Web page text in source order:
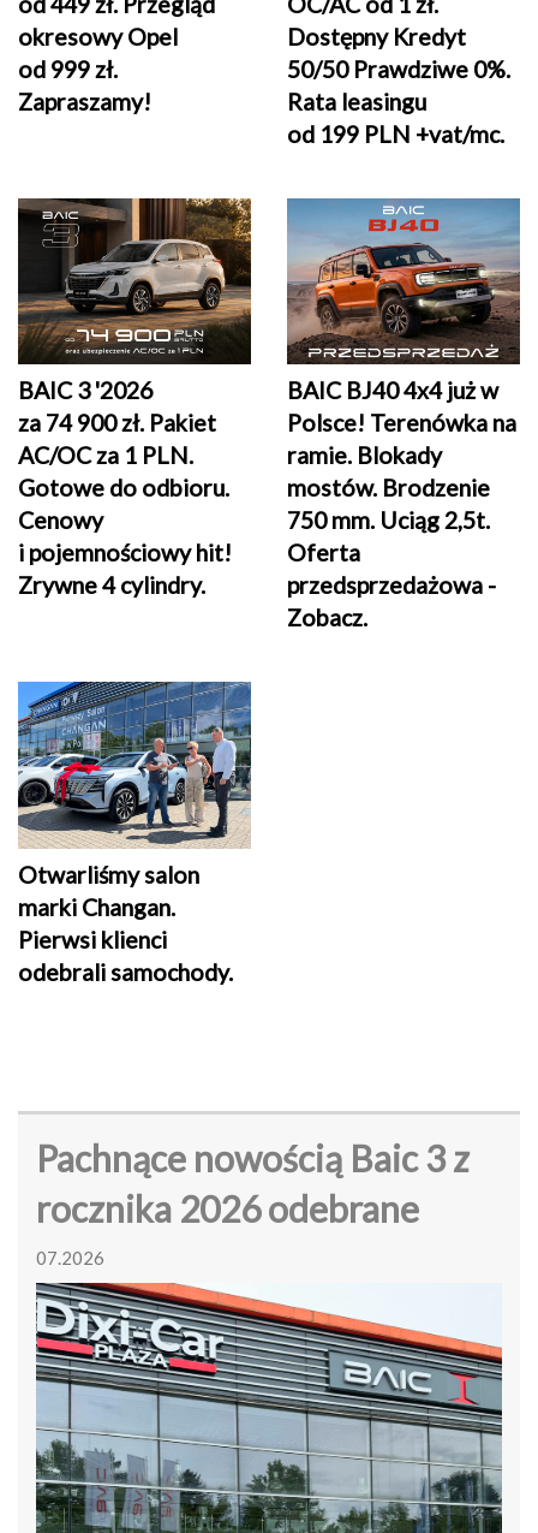
okresowy Opel
od 999 zł.
Zapraszamy!
Dostępny Kredyt
50/50 Prawdziwe 0%.
Rata leasingu
od 199 PLN +vat/mc.
BAIC 3 '2026
za 74 900 zł. Pakiet
AC/OC za 1 PLN.
Gotowe do odbioru.
Cenowy
i pojemnościowy hit!
Zrywne 4 cylindry.
BAIC BJ40 4x4 już w
Polsce! Terenówka na
ramie. Blokady
mostów. Brodzenie
750 mm. Uciąg 2,5t.
Oferta
przedsprzedażowa -
Zobacz.
Otwarliśmy salon
marki Changan.
Pierwsi klienci
odebrali samochody.
Pachnące nowością Baic 3 z
rocznika 2026 odebrane
07.2026